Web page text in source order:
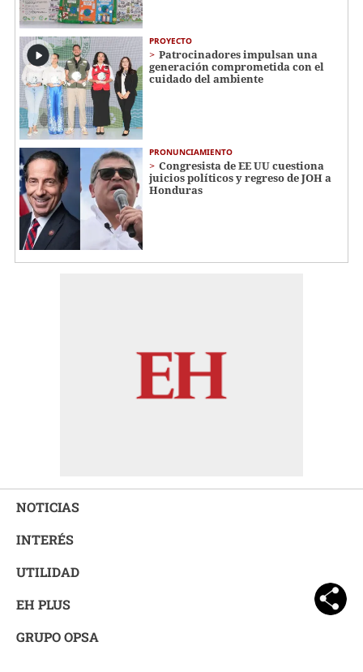
PROYECTO
Patrocinadores impulsan una
generación comprometida con el
cuidado del ambiente
PRONUNCIAMIENTO
Congresista de EE UU cuestiona
juicios políticos y regreso de JOH a
Honduras
NOTICIAS
INTERÉS
UTILIDAD
EH PLUS
GRUPO OPSA